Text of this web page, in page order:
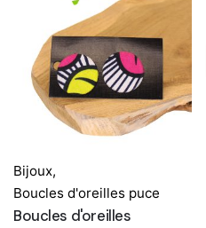
Bijoux,
Boucles d'oreilles puce
Boucles d'oreilles